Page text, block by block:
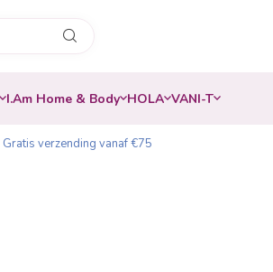
I.Am Home & Body HOLA VANI-T
Gratis verzending vanaf €75